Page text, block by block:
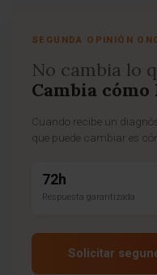
SEGUNDA OPINIÓN
No cambia lo
Cambia
Cuando recibe un
que puede cambiar es
72h
Respuesta garantizada
Solicitar